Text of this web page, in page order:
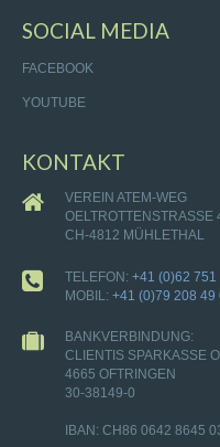
SOCIAL MEDIA
FACEBOOK
YOUTUBE
KONTAKT
VEREIN ATEM-WEG
OELTROTTENSTRASSE
CH-4812 MÜHLETHAL
TELEFON: +41 (0)62 751
MOBIL: +41 (0)79 208 49
BANKVERBINDUNG:
CLIENTIS SPARKASSE
4665 OFTRINGEN
30-38149-0
IBAN: CH86 0642 8645